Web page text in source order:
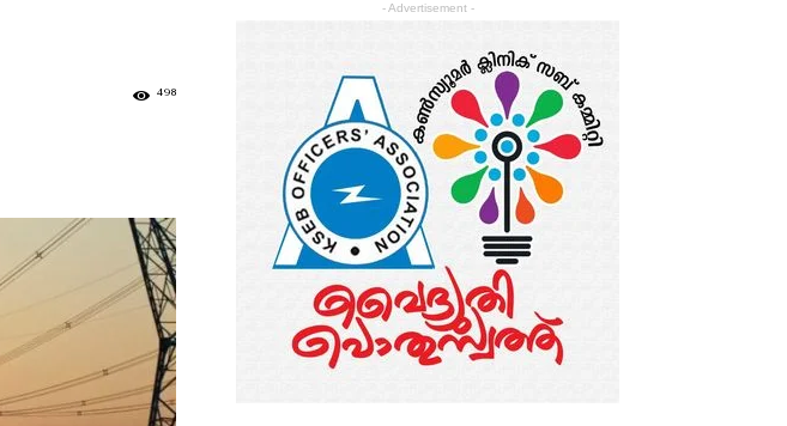
498
- Advertisement -